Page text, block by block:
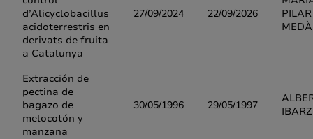
d’Alicyclobacillus
acidoterrestris en
derivats de fruita
a Catalunya
27/09/2024 22/09/2026
MEDÀ
Extracción de
pectina de
bagazo de
melocotón y
manzana
30/05/1996 29/05/1997